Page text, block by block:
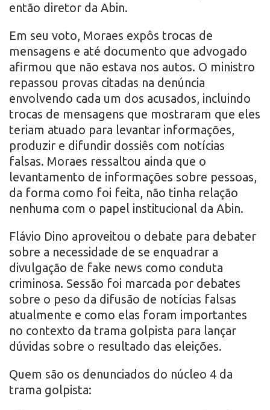
então diretor da Abin.
Em seu voto, Moraes expôs trocas de
mensagens e até documento que advogado
afirmou que não estava nos autos. O ministro
repassou provas citadas na denúncia
envolvendo cada um dos acusados, incluindo
trocas de mensagens que mostraram que eles
teriam atuado para levantar informações,
produzir e difundir dossiês com notícias
falsas. Moraes ressaltou ainda que o
levantamento de informações sobre pessoas,
da forma como foi feita, não tinha relação
nenhuma com o papel institucional da Abin.
Flávio Dino aproveitou o debate para debater
sobre a necessidade de se enquadrar a
divulgação de fake news como conduta
criminosa. Sessão foi marcada por debates
sobre o peso da difusão de notícias falsas
atualmente e como elas foram importantes
no contexto da trama golpista para lançar
dúvidas sobre o resultado das eleições.
Quem são os denunciados do núcleo 4 da
trama golpista: